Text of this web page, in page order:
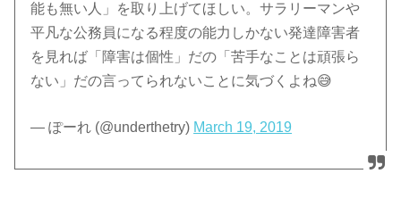
能も無い人」を取り上げてほしい。サラリーマンや
平凡な公務員になる程度の能力しかない発達障害者
を見れば「障害は個性」だの「苦手なことは頑張ら
ない」だの言ってられないことに気づくよね😅
— ぽーれ (@underthetry) March 19, 2019